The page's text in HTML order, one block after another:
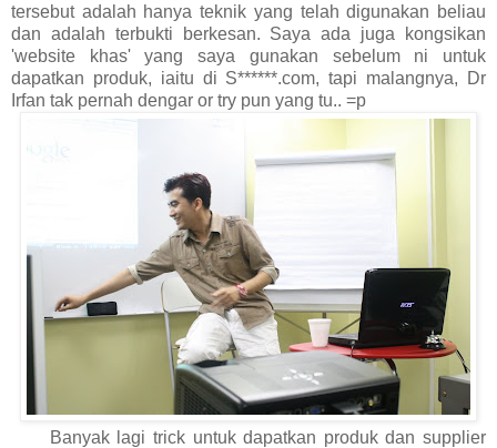
tersebut adalah hanya teknik yang telah digunakan beliau
dan adalah terbukti berkesan. Saya ada juga kongsikan
'website khas' yang saya gunakan sebelum ni untuk
dapatkan produk, iaitu di S******.com, tapi malangnya, Dr
Irfan tak pernah dengar or try pun yang tu.. =p
Banyak lagi trick untuk dapatkan produk dan supplier